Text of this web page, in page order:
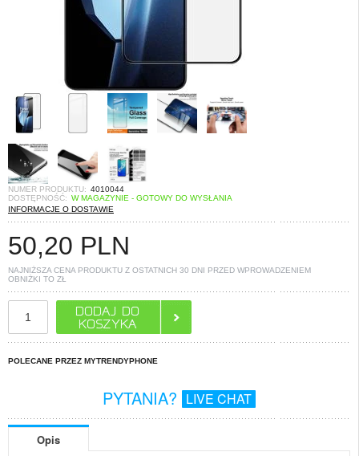
NUMER PRODUKTU: 4010044
DOSTĘPNOŚĆ: W MAGAZYNIE - GOTOWY DO WYSŁANIA
INFORMACJE O DOSTAWIE
50,20 PLN
NAJNIŻSZA CENA PRODUKTU Z OSTATNICH 30 DNI PRZED WPROWADZENIEM
OBNIŻKI TO ZŁ
POLECANE PRZEZ MYTRENDYPHONE
PYTANIA? LIVE CHAT
Opis